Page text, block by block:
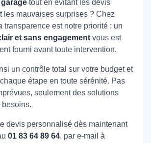
tout en évitant les devis
les mauvaises surprises ? Chez
transparence est notre priorité : un
et sans engagement vous est
fourni avant toute intervention.
un contrôle total sur votre budget et
étape en toute sérénité. Pas
seulement des solutions
besoins.
devis personnalisé dès maintenant
01 83 64 89 64, par e-mail à